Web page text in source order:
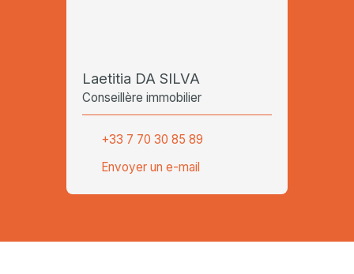
Laetitia DA SILVA
Conseillère immobilier
+33 7 70 30 85 89
Envoyer un e-mail